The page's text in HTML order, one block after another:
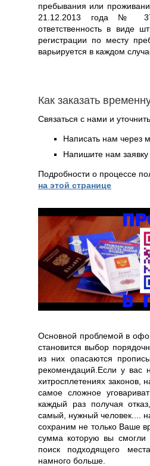
пребывания или
21.12.2013 года №
ответственность в виде
регистрации по месту
варьируется в каждом
Как заказать
Связаться с нами и
Написать нам через
Напишите нам
Подробности о процессе
на этой странице
Основной проблемой в
становится выбор
из них опасаются
рекомендаций.Если у вас
хитросплетениях законов,
самое сложное
каждый раз получая
самый, нужный человек....
сохраним не только Ваше
сумма которую вы
поиск подходящего
намного больше.